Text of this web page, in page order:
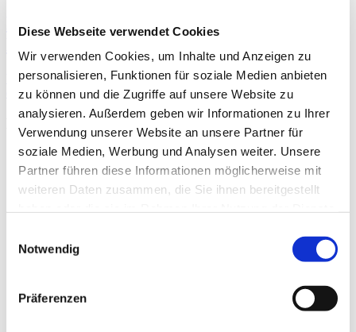
Diese Webseite verwendet Cookies
Wir verwenden Cookies, um Inhalte und Anzeigen zu
personalisieren, Funktionen für soziale Medien anbieten
zu können und die Zugriffe auf unsere Website zu
analysieren. Außerdem geben wir Informationen zu Ihrer
Verwendung unserer Website an unsere Partner für
soziale Medien, Werbung und Analysen weiter. Unsere
Partner führen diese Informationen möglicherweise mit
weiteren Daten zusammen, die Sie ihnen bereitgestellt
Notwendig
Präferenzen
Lions-Club Wetzlar-Solms spendet 6.000
Weiterlesen …Lions-Club Wetzlar-Solms spendet 6.000 Euro an
die Lebenshilfe
Kategorien
Alle Kategorien
Gewaltschutz
Mixed Pickles
Podcasts
Werkstatt Florentine
Werkstatt Löhnberg
Kinder- und Familienzentren - Wetzlar